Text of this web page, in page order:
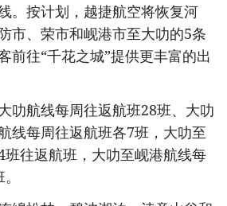
。按计划，越捷航空将恢复河
市、荣市和岘港市至大叻的5条
前往“千花之城”提供更丰富的出
叻航线每周往返航班28班、大叻
线每周往返航班各7班，大叻至
往返航班，大叻至岘港航线每